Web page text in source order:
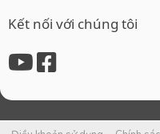
Kết nối với chúng tôi